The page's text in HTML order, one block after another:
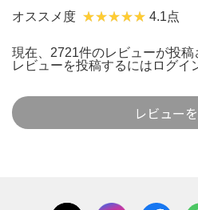
オススメ度 4.1点
現在、2721件のレビューが投稿
レビューを投稿するには ログイ
レビュー